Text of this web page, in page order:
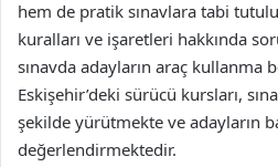
hem de pratik sınavlara tabi
kuralları ve işaretleri hakkında
sınavda adayların araç kullanma
Eskişehir’deki sürücü kursları,
şekilde yürütmekte ve adayların
değerlendirmektedir.